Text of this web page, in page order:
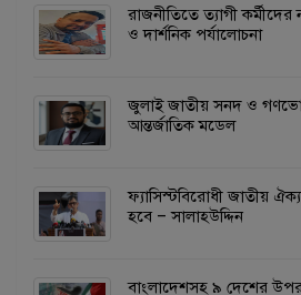
রাজনীতিতে ত্যাগী কর্মীদের
ও দার্শনিক পর্যালোচনা
জুলাই জাতীয় সনদ ও
আন্তর্জাতিক মডেল
ফ্যাসিস্টবিরোধী জাতীয়
হবে – সালাহউদ্দিন
বাংলাদেশসহ ৯ দেশের উপর